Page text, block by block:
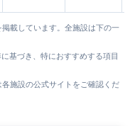
載しています。全施設は下の一
基づき、特におすすめする項目
施設の公式サイトをご確認くだ